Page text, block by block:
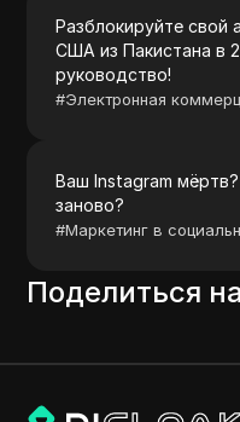
Разблокируйте свой
США из Пакистана в
руководство!
#Электронная
Ваш Instagram
заново?
#Маркетинг в
Поделиться на